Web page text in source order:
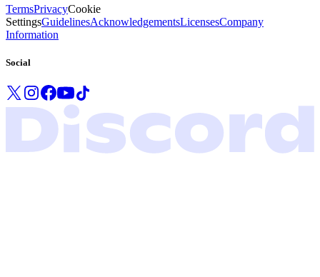
TermsPrivacyCookie
SettingsGuidelinesAcknowledgementsLicensesCompany
Information
Social